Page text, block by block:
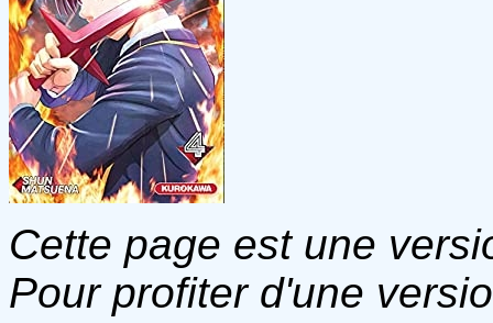
Cette page est une
Pour profiter d'une